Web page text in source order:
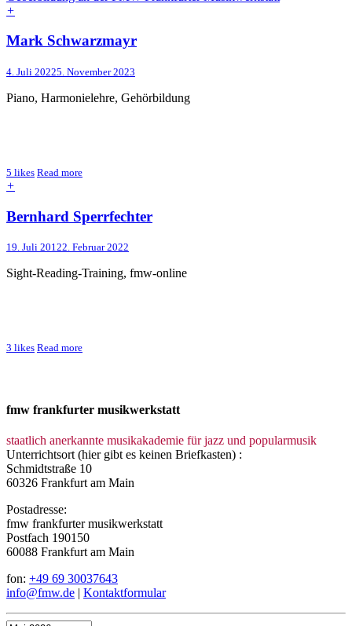
+
Mark Schwarzmayr
4. Juli 20225. November 2023
Piano, Harmonielehre, Gehörbildung
5 likes Read more
+
Bernhard Sperrfechter
19. Juli 20122. Februar 2022
Sight-Reading-Training, fmw-online
3 likes Read more
fmw frankfurter musikwerkstatt
staatlich anerkannte musikakademie für jazz und popularmusik
Unterrichtsort (hier gibt es keinen Briefkasten) :
Schmidtstraße 10
60326 Frankfurt am Main
Postadresse:
fmw frankfurter musikwerkstatt
Postfach 190150
60088 Frankfurt am Main
fon: +49 69 30037643
info@fmw.de | Kontaktformular